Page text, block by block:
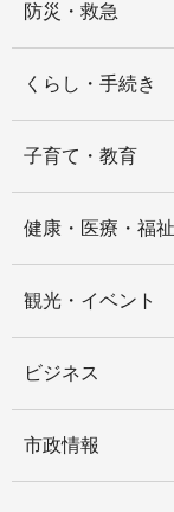
防災・救急
くらし・手続き
子育て・教育
健康・医療・福祉
観光・イベント
ビジネス
市政情報